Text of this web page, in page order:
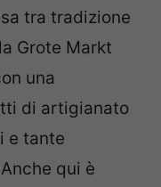
tra tradizione
Grote Markt
una
di artigianato
e tante
qui è